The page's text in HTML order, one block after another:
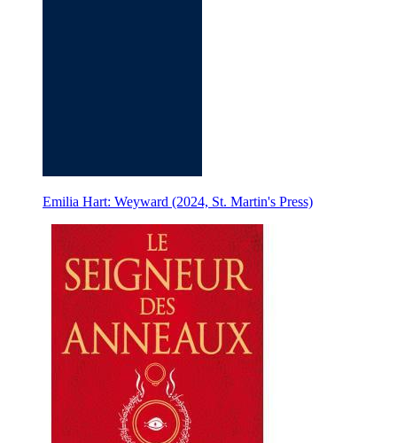
Emilia Hart: Weyward (2024, St. Martin's Press)